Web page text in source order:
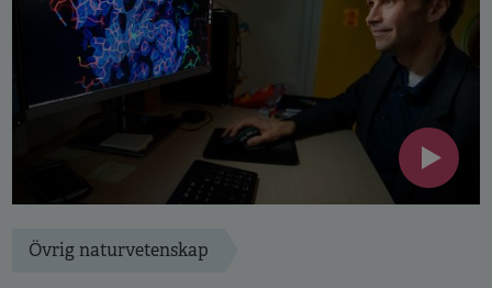
Övrig naturvetenskap